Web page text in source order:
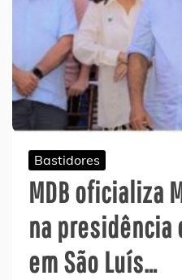
Bastidores
MDB oficializa
na presidência
em São Luís…